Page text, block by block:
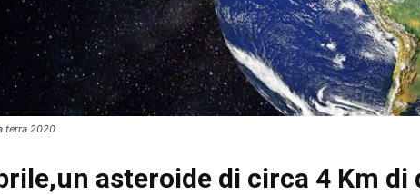
terra 2020
asteroide di circa 4 Km di